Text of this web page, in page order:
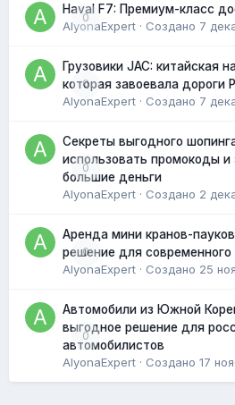
0
Haval F7: Премиум-класс
AlyonaExpert · Создано 7
0
Грузовики JAC: китайская
которая завоевала дороги
AlyonaExpert · Создано 7
0
Секреты выгодного
использовать промокоды и
большие деньги
AlyonaExpert · Создано 2
0
Аренда мини кранов-
решение для современного
AlyonaExpert · Создано 25
0
Автомобили из Южной
выгодное решение для
автомобилистов
AlyonaExpert · Создано 17